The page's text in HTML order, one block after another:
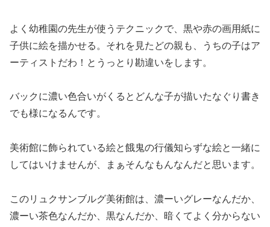
よく幼稚園の先生が使うテクニックで、黒や赤の画用紙に
子供に絵を描かせる。それを見たどの親も、うちの子はア
ーティストだわ！とうっとり勘違いをします。
バックに濃い色合いがくるとどんな子が描いたなぐり書き
でも様になるんです。
美術館に飾られている絵と餓鬼の行儀知らずな絵と一緒に
してはいけませんが、まぁそんなもんなんだと思います。
このリュクサンブルグ美術館は、濃ーいグレーなんだか、
濃ーい茶色なんだか、黒なんだか、暗くてよく分からない